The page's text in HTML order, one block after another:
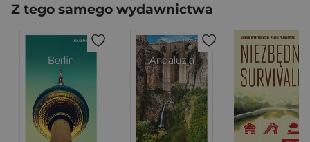
Z tego samego wydawnictwa